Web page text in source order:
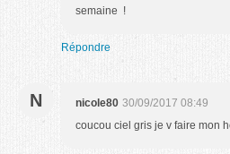
semaine !
Répondre
N nicole80 30/09/2017 08:49
coucou ciel gris je v faire mon